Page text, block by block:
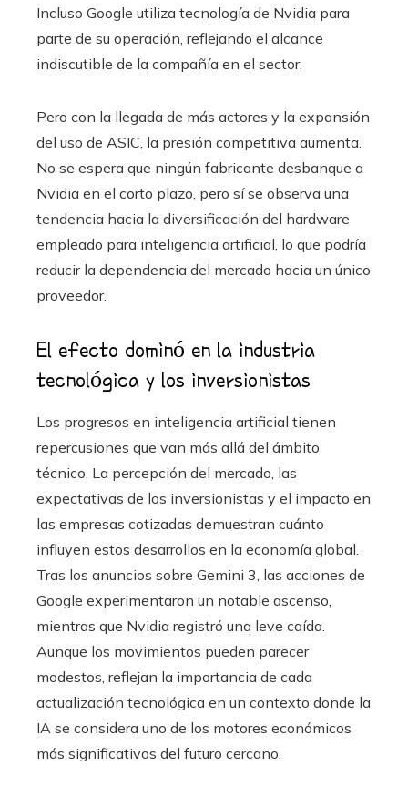
Incluso Google utiliza tecnología de Nvidia para
parte de su operación, reflejando el alcance
indiscutible de la compañía en el sector.
Pero con la llegada de más actores y la expansión
del uso de ASIC, la presión competitiva aumenta.
No se espera que ningún fabricante desbanque a
Nvidia en el corto plazo, pero sí se observa una
tendencia hacia la diversificación del hardware
empleado para inteligencia artificial, lo que podría
reducir la dependencia del mercado hacia un único
proveedor.
El efecto dominó en la industria
tecnológica y los inversionistas
Los progresos en inteligencia artificial tienen
repercusiones que van más allá del ámbito
técnico. La percepción del mercado, las
expectativas de los inversionistas y el impacto en
las empresas cotizadas demuestran cuánto
influyen estos desarrollos en la economía global.
Tras los anuncios sobre Gemini 3, las acciones de
Google experimentaron un notable ascenso,
mientras que Nvidia registró una leve caída.
Aunque los movimientos pueden parecer
modestos, reflejan la importancia de cada
actualización tecnológica en un contexto donde la
IA se considera uno de los motores económicos
más significativos del futuro cercano.